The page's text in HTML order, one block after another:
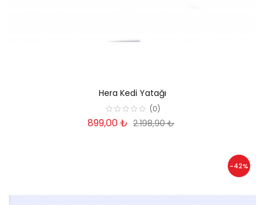
Hera Kedi Yatağı
(0)
899,00 ₺ 2.198,90 ₺
-42%